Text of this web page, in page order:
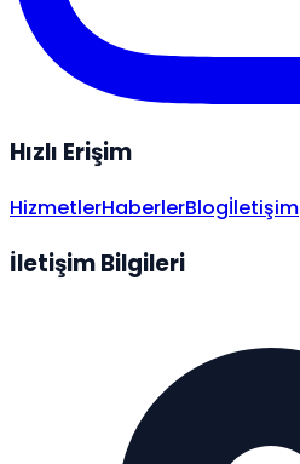
Hızlı Erişim
HizmetlerHaberlerBlogİletişim
İletişim Bilgileri